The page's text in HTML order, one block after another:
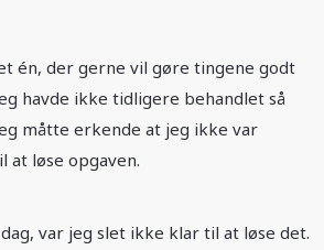
én, der gerne vil gøre tingene godt
havde ikke tidligere behandlet så
måtte erkende at jeg ikke var
løse opgaven.
var jeg slet ikke klar til at løse det.